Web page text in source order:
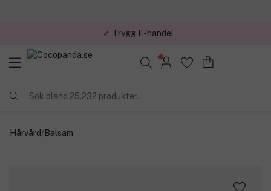
✓ Trygg E-handel
Sök bland 25.232 produkter..
Hårvård/Balsam